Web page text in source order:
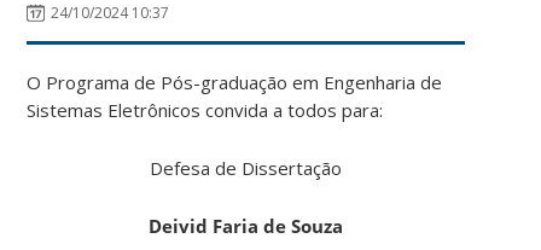
24/10/2024 10:37
O Programa de Pós-graduação em Engenharia de
Sistemas Eletrônicos convida a todos para:
Defesa de Dissertação
Deivid Faria de Souza